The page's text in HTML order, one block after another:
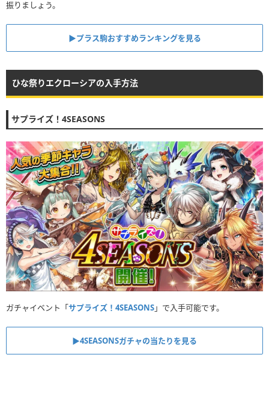
振りましょう。
▶︎プラス駒おすすめランキングを見る
ひな祭りエクローシアの入手方法
サプライズ！4SEASONS
ガチャイベント「サプライズ！4SEASONS」で入手可能です。
▶︎4SEASONSガチャの当たりを見る